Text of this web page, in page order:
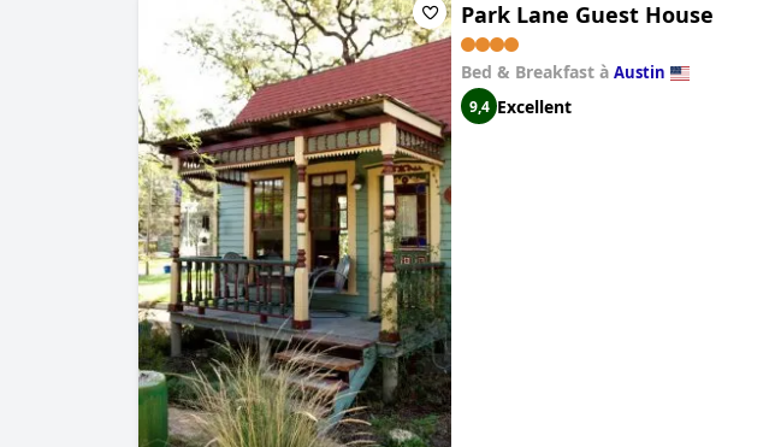
Park Lane Guest House
Bed & Breakfast à Austin
9,4 Excellent